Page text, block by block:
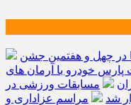
در چهل و هفتمین جشن
پارس خودرو با آرمان های
مسابقات ورزشی در
شد
مراسم عزاداری و